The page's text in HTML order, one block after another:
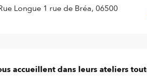
Longue 1 rue de Bréa, 06500
accueillent dans leurs ateliers